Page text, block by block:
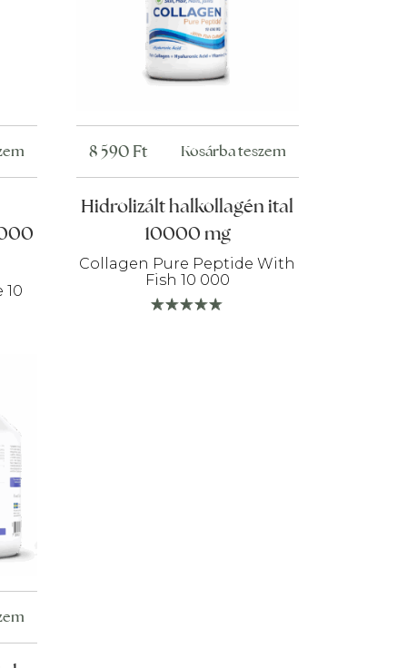
10
Hidrolizált halkollagén ital
10000 mg
Collagen Pure Peptide With
Fish 10 000
8 590 Ft Kosárba teszem